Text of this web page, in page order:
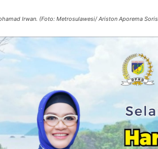
Irwan. (Foto: Metrosulawesi/ Ariston Aporema